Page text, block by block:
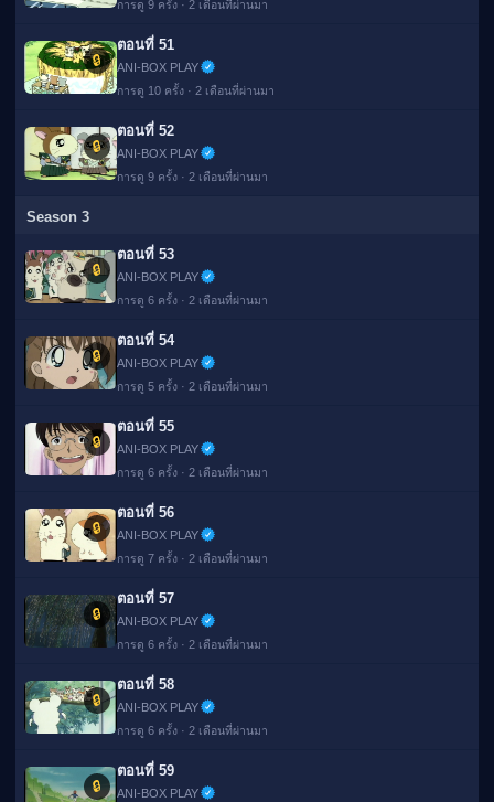
การดู 9 ครั้ง · 2 เดือนที่ผ่านมา
🔒
ตอนที่ 51
ANI-BOX PLAY
การดู 10 ครั้ง · 2 เดือนที่ผ่านมา
🔒
ตอนที่ 52
ANI-BOX PLAY
การดู 9 ครั้ง · 2 เดือนที่ผ่านมา
Season 3
🔒
ตอนที่ 53
ANI-BOX PLAY
การดู 6 ครั้ง · 2 เดือนที่ผ่านมา
🔒
ตอนที่ 54
ANI-BOX PLAY
การดู 5 ครั้ง · 2 เดือนที่ผ่านมา
🔒
ตอนที่ 55
ANI-BOX PLAY
การดู 6 ครั้ง · 2 เดือนที่ผ่านมา
🔒
ตอนที่ 56
ANI-BOX PLAY
การดู 7 ครั้ง · 2 เดือนที่ผ่านมา
🔒
ตอนที่ 57
ANI-BOX PLAY
การดู 6 ครั้ง · 2 เดือนที่ผ่านมา
🔒
ตอนที่ 58
ANI-BOX PLAY
การดู 6 ครั้ง · 2 เดือนที่ผ่านมา
🔒
ตอนที่ 59
ANI-BOX PLAY